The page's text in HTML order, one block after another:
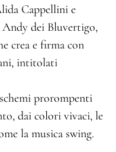
Cappellini e
dei Bluvertigo,
crea e firma con
intitolati
prorompenti
dai colori vivaci, le
la musica swing.